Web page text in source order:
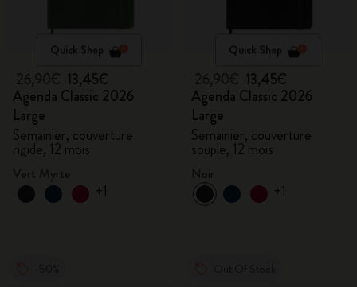
Quick Shop
13,45€
Agenda Classic 2026
Large
Semainier, couverture
rigide, 12 mois
+1
Quick Shop
13,45€
Agenda Classic 2026
Large
Semainier, couverture
souple, 12 mois
+1